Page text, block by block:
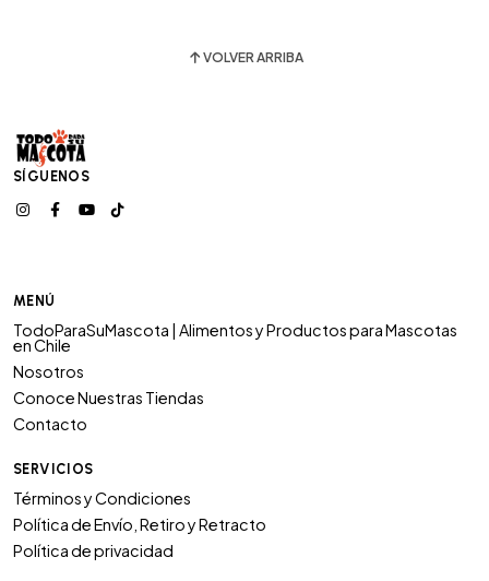
VOLVER ARRIBA
SÍGUENOS
MENÚ
TodoParaSuMascota | Alimentos y Productos para Mascotas
en Chile
Nosotros
Conoce Nuestras Tiendas
Contacto
SERVICIOS
Términos y Condiciones
Política de Envío, Retiro y Retracto
Política de privacidad